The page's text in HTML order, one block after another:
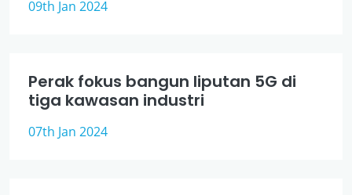
09th Jan 2024
Perak fokus bangun liputan 5G di
tiga kawasan industri
07th Jan 2024